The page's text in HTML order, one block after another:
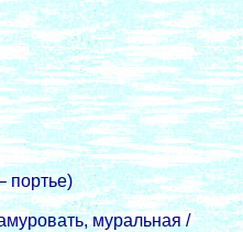
портье)
муpальная /